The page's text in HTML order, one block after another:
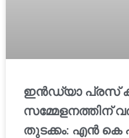
ഇൻഡ്യാ പ്രസ്
സമ്മേളനത്തിന്
തുടക്കം: എൻ കെ